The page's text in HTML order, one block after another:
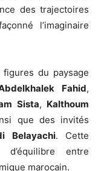
des trajectoires
l’imaginaire
du paysage
Fahid,
Sista, Kalthoum
que des invités
Belayachi. Cette
entre
marocain.